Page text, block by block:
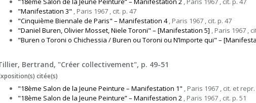
"Manifestation 3" , Paris 1967 , cit. p. 47
"Cinquième Biennale de Paris" – Manifestation 4, Paris 1967 , cit. p. 47
"Daniel Buren, Olivier Mosset, Niele Toroni" – [Manifestation 5] , Paris 1967 ,
"Buren o Toroni o Chichessia / Buren ou Toroni ou N’Importe qui" –
Bertrand, "Créer collectivement", p. 49-51
citée(s)
"18ème Salon de la Jeune Peinture – Manifestation 1" , Paris 1967 , cit. et repr.
"18ème Salon de la Jeune Peinture” – Manifestation 2 , Paris 1967 , cit. p. 51